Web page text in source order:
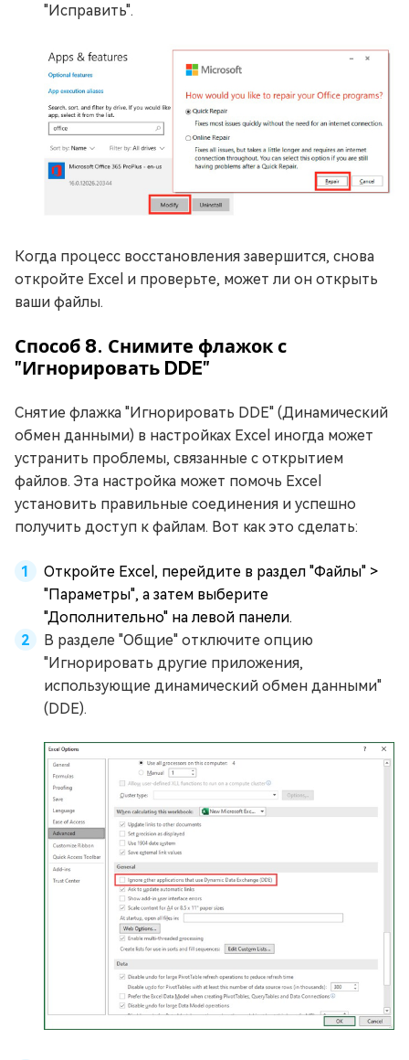
"Исправить".
Когда процесс восстановления завершится, снова
откройте Excel и проверьте, может ли он открыть
ваши файлы.
Способ 8. Снимите флажок с
"Игнорировать DDE"
Снятие флажка "Игнорировать DDE" (Динамический
обмен данными) в настройках Excel иногда может
устранить проблемы, связанные с открытием
файлов. Эта настройка может помочь Excel
установить правильные соединения и успешно
получить доступ к файлам. Вот как это сделать:
Откройте Excel, перейдите в раздел "Файлы" >
"Параметры", а затем выберите
"Дополнительно" на левой панели.
В разделе "Общие" отключите опцию
"Игнорировать другие приложения,
использующие динамический обмен данными"
(DDE).